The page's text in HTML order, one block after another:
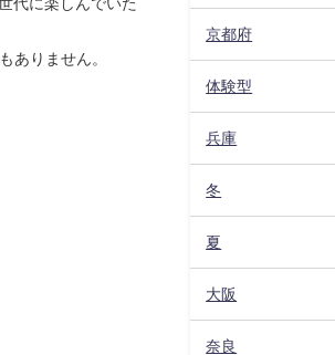
代に楽しんでいた
ありません。
京都府
体験型
兵庫
冬
夏
大阪
奈良